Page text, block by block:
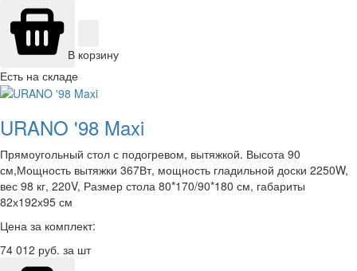
В корзину
Есть на складе
URANO '98 Maxi
Прямоугольный стол с подогревом, вытяжкой. Высота 90
см,Мощность вытяжки 367Вт, мощность гладильной доски 2250W,
вес 98 кг, 220V, Размер стола 80*170/90*180 см, габариты
82х192х95 см
Цена за комплект:
74 012 руб. за шт